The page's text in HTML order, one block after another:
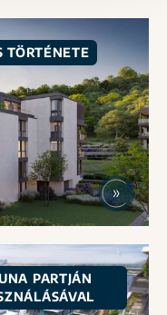
TÖRTÉNETE
PARTJÁN